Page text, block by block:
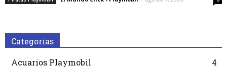
Categorias
Acuarios Playmobil
4